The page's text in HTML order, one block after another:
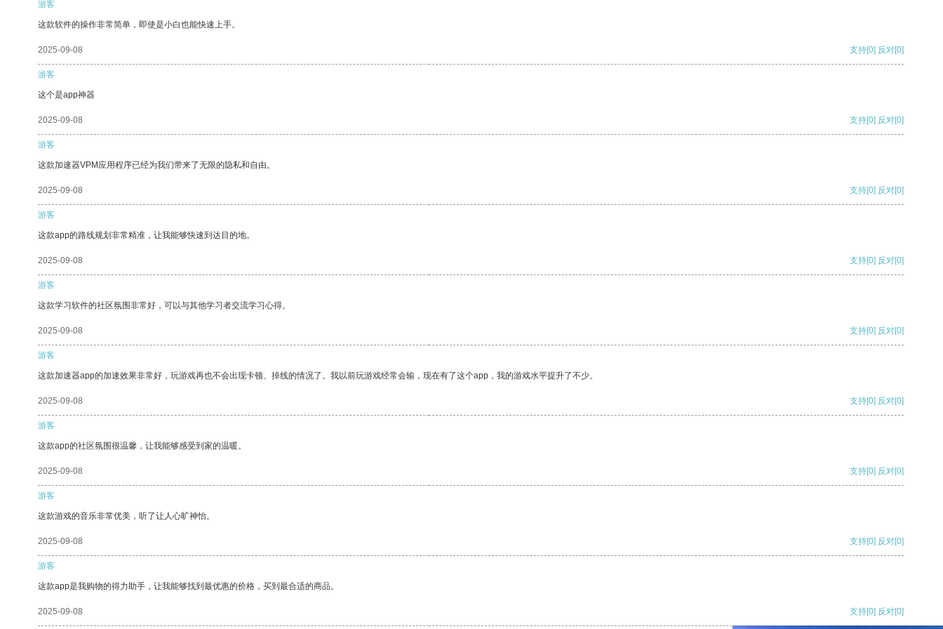
游客
这款软件的操作非常简单，即使是小白也能快速上手。
2025-09-08 支持[0] 反对[0]
游客
这个是app神器
2025-09-08 支持[0] 反对[0]
游客
这款加速器VPM应用程序已经为我们带来了无限的隐私和自由。
2025-09-08 支持[0] 反对[0]
游客
这款app的路线规划非常精准，让我能够快速到达目的地。
2025-09-08 支持[0] 反对[0]
游客
这款学习软件的社区氛围非常好，可以与其他学习者交流学习心得。
2025-09-08 支持[0] 反对[0]
游客
这款加速器app的加速效果非常好，玩游戏再也不会出现卡顿、掉线的情况了。我以前玩游戏经常会输，现在有了这个app，我的游戏水平提升了不少。
2025-09-08 支持[0] 反对[0]
游客
这款app的社区氛围很温馨，让我能够感受到家的温暖。
2025-09-08 支持[0] 反对[0]
游客
这款游戏的音乐非常优美，听了让人心旷神怡。
2025-09-08 支持[0] 反对[0]
游客
这款app是我购物的得力助手，让我能够找到最优惠的价格，买到最合适的商品。
2025-09-08 支持[0] 反对[0]